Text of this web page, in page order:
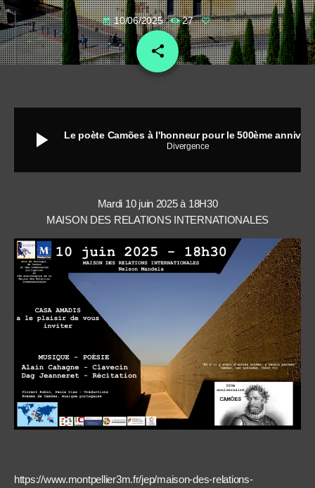
today 10/06/2025 27
share
email
play_arrow Divergence
Mardi 10 juin 2025 à 18H30
MAISON DES RELATIONS INTERNATIONALES
https://www.montpellier3m.fr/jep/maison-des-relations-